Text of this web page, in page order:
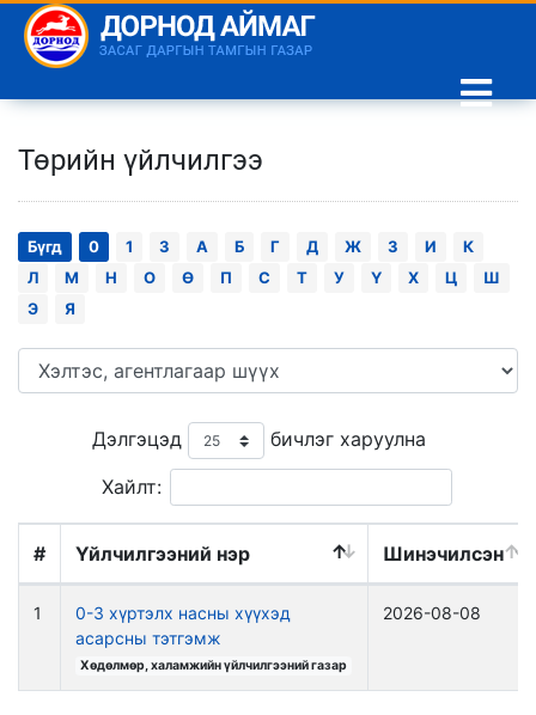
Төрийн үйлчилгээ
Бүгд 0 1 3 А Б Г Д Ж З И
К
Л
М Н О Ө П С Т У Ү Х Ц
Ш
Э
Я
Дэлгэцэд бичлэг харуулна
Хайлт:
# Үйлчилгээний нэр Шинэчилсэн
1
0-3 хүртэлх насны хүүхэд
асарсны тэтгэмж
Хөдөлмөр, халамжийн үйлчилгээний газар
2026-08-08